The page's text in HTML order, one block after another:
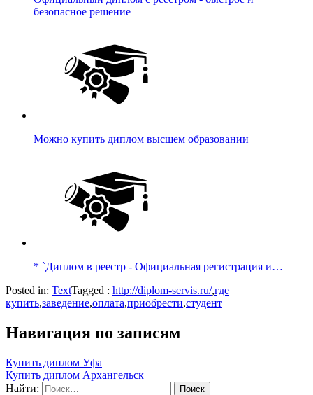
безопасное решение
Можно купить диплом высшем образовании
* `Диплом в реестр - Официальная регистрация и…
Posted in: TextTagged : http://diplom-servis.ru/,где
купить,заведение,оплата,приобрести,студент
Навигация по записям
Купить диплом Уфа
Купить диплом Архангельск
Найти: